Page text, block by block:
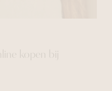
kopen bij